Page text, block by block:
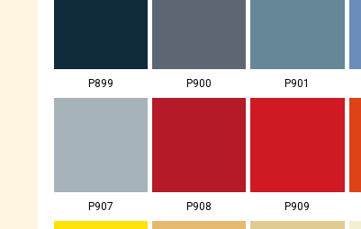
P899 P900 P901
P907 P908 P909